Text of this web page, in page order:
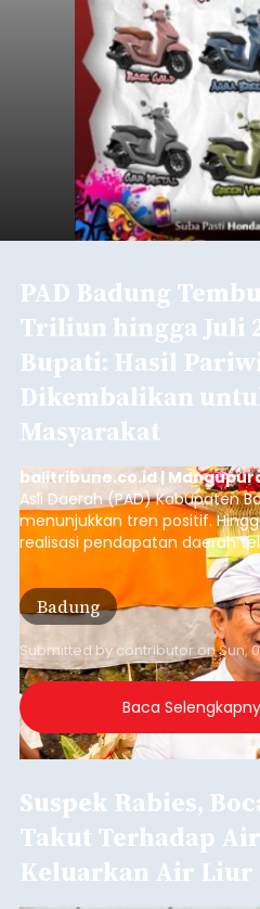
PAD Badung
Triliun hingga Juli
Bupati: Hasil
Dikembalikan
Masyarakat
balitribune.co.id |
Asli Daerah (PAD) Kabupaten
menunjukkan tren positif.
realisasi pendapatan daerah
Rp4,1 triliun atau rata-rata
per bulan, meningkat
rata-rata penerimaan
Rp350 miliar hingga Rp400
Badung
Submitted by contributor onSun,
Baca
Suspek Rabies,
Takut Terhadap
Keluarkan Air Liur